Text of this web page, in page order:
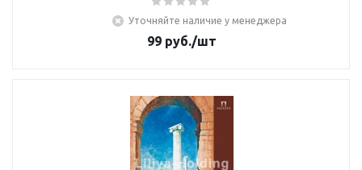
Уточняйте наличие у менеджера
99руб./шт